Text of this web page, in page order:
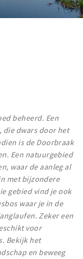
beheerd. Een
die dwars door het
is de Doorbraak
Een natuurgebied
waar de aanleg al
met bijzondere
gebied vind je ook
waar je in de
Zeker een
voor
Bekijk het
en beweeg